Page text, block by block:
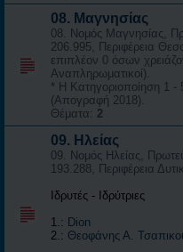
08. Μαγνησίας
08. Νομός Μαγνησίας,
206.995, Περιφέρεια
επιπλέον 0 όσων
Αναπληρωματικοί).
* Η Κατηγοριοποίηση 1 -
(Απογραφή 2018).
Θέματα: 2
09. Ηλείας
09. Νομός Ηλείας,
193.288, Περιφέρεια
Ιδρυτές - Ιδρύτριες
1.: Dion
2.: Θεοφάνης Α.